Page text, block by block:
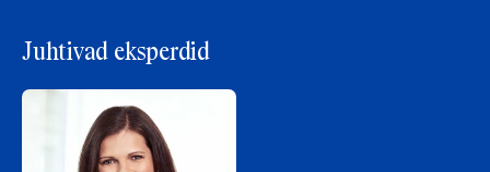
Juhtivad eksperdid